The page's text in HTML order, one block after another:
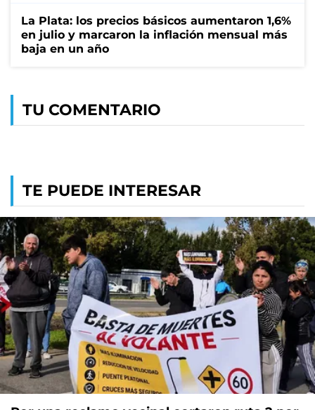
La Plata: los precios básicos aumentaron 1,6%
en julio y marcaron la inflación mensual más
baja en un año
TU COMENTARIO
TE PUEDE INTERESAR